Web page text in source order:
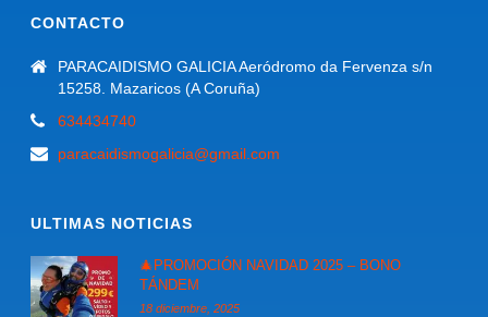
CONTACTO
PARACAIDISMO GALICIA Aeródromo da Fervenza s/n
15258. Mazaricos (A Coruña)
634434740
paracaidismogalicia@gmail.com
ULTIMAS NOTICIAS
🎄PROMOCIÓN NAVIDAD 2025 – BONO
TÁNDEM
18 diciembre, 2025